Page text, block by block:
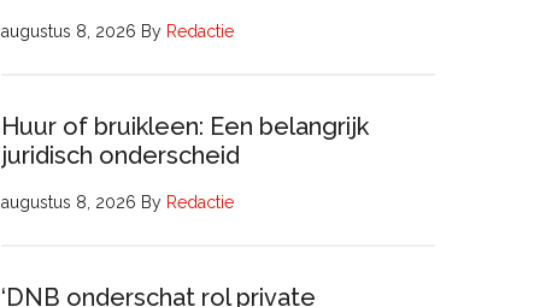
augustus 8, 2026 By Redactie
Huur of bruikleen: Een belangrijk
juridisch onderscheid
augustus 8, 2026 By Redactie
‘DNB onderschat rol private